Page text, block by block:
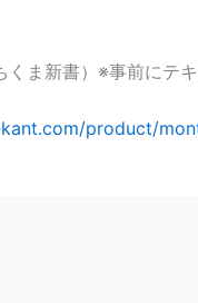
くま新書）※事前にテ
product/